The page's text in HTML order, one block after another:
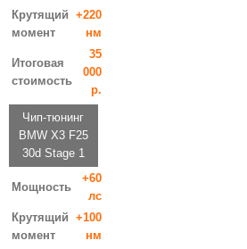
Крутящий
момент
+220
нм
Итоговая
стоимость
35
000
р.
Чип-тюнинг
BMW X3 F25
30d Stage 1
Мощность
+60
лс
Крутящий
момент
+100
нм